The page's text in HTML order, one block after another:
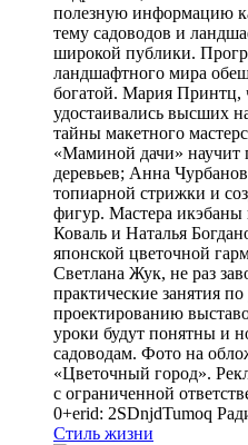
полезную информацию
тему садоводов и
широкой публики.
ландшафтного мира
богатой. Мария Принтц,
удостаивались высших
тайны макетного
«Маминой дачи» научит
деревьев; Анна
топиарной стрижки и
фигур. Мастера
Коваль и Наталья
японской цветочной
Светлана Жук, не раз
практические занятия
проектированию
уроки будут понятны и
садоводам. Фото на
«Цветочный город».
с ограниченной
0+erid: 2SDnjdTumoq
Стиль жизни